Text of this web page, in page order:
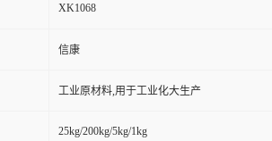
XK1068
信康
工业原材料,用于工业化大生产
25kg/200kg/5kg/1kg